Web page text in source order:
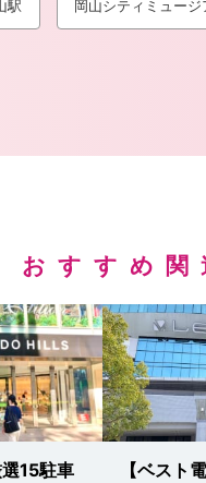
駅 岡山シティミュージ
おすすめ関
選15駐車
【ベスト